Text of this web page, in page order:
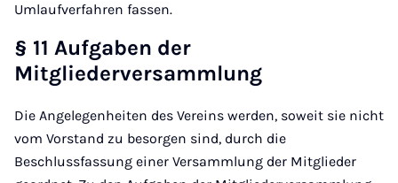
Umlaufverfahren fassen.
§ 11 Aufgaben der
Mitgliederversammlung
Die Angelegenheiten des Vereins werden, soweit sie nicht
vom Vorstand zu besorgen sind, durch die
Beschlussfassung einer Versammlung der Mitglieder